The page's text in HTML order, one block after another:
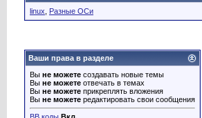
linux
Разные ОСи
Ваши права в разделе
Вы не можете создавать новые темы
Вы не можете отвечать в темах
Вы не можете прикреплять вложения
Вы не можете редактировать свои сообщения